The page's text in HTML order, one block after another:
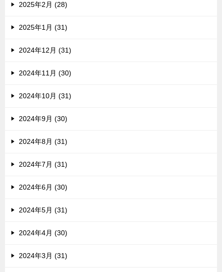
2025年2月 (28)
2025年1月 (31)
2024年12月 (31)
2024年11月 (30)
2024年10月 (31)
2024年9月 (30)
2024年8月 (31)
2024年7月 (31)
2024年6月 (30)
2024年5月 (31)
2024年4月 (30)
2024年3月 (31)